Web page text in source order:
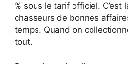
% sous le tarif officiel. C’est
chasseurs de bonnes
temps. Quand on
tout.